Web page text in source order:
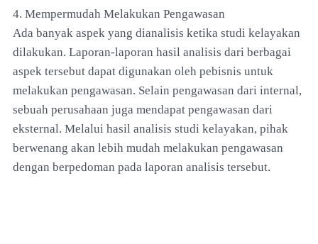
4. Mempermudah Melakukan Pengawasan
Ada banyak aspek yang dianalisis ketika studi kelayakan
dilakukan. Laporan-laporan hasil analisis dari berbagai
aspek tersebut dapat digunakan oleh pebisnis untuk
melakukan pengawasan. Selain pengawasan dari internal,
sebuah perusahaan juga mendapat pengawasan dari
eksternal. Melalui hasil analisis studi kelayakan, pihak
berwenang akan lebih mudah melakukan pengawasan
dengan berpedoman pada laporan analisis tersebut.